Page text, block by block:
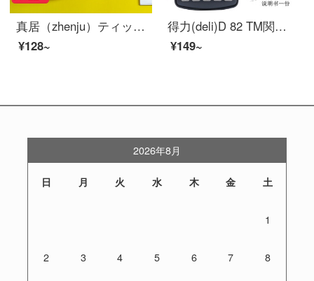
真居（zhenju）ティッシュボックス客間多機能デスクトップ茶何抽纸箱リモコン収納ボックスナプキンデスクトップ収納ボックスペン入れトイレロール紙ケース
¥128~
得力(deli)D 82 TM関数計算器の学生の数学可爱多機能科学計算機の試験の深い青色
¥149~
2026年8月
日 月 火 水 木 金 土
1
2 3 4 5 6 7 8